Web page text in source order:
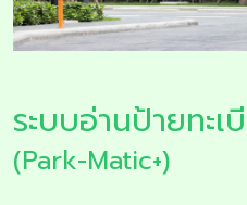
ระบบอ่านป้ายทะเ
(Park-Matic+)